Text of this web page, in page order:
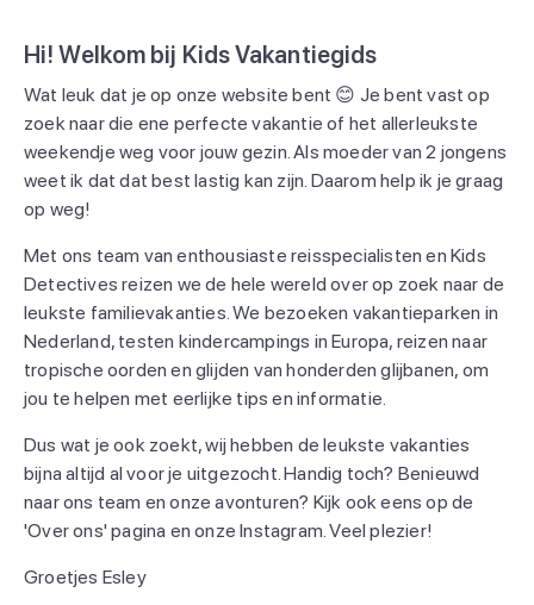
Hi! Welkom bij Kids Vakantiegids
Wat leuk dat je op onze website bent 😊 Je bent vast op
zoek naar die ene perfecte vakantie of het allerleukste
weekendje weg voor jouw gezin. Als moeder van 2 jongens
weet ik dat dat best lastig kan zijn. Daarom help ik je graag
op weg!
Met ons team van enthousiaste reisspecialisten en Kids
Detectives reizen we de hele wereld over op zoek naar de
leukste familievakanties. We bezoeken vakantieparken in
Nederland, testen kindercampings in Europa, reizen naar
tropische oorden en glijden van honderden glijbanen, om
jou te helpen met eerlijke tips en informatie.
Dus wat je ook zoekt, wij hebben de leukste vakanties
bijna altijd al voor je uitgezocht. Handig toch? Benieuwd
naar ons team en onze avonturen? Kijk ook eens op de
'Over ons' pagina en onze Instagram. Veel plezier!
Groetjes Esley